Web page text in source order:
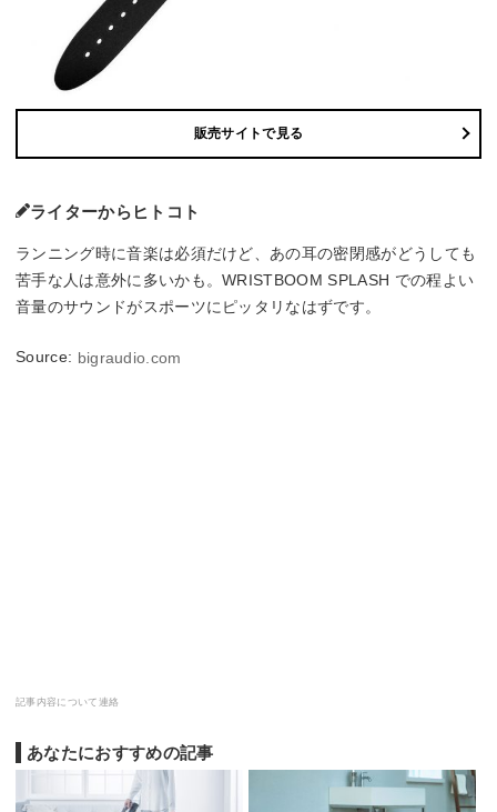
販売サイトで見る
ライターからヒトコト
ランニング時に音楽は必須だけど、あの耳の密閉感がどうしても
苦手な人は意外に多いかも。WRISTBOOM SPLASH での程よい
音量のサウンドがスポーツにピッタリなはずです。
Source: bigraudio.com
記事内容について連絡
あなたにおすすめの記事